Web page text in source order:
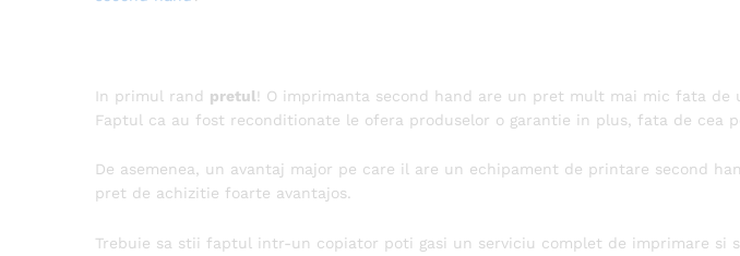
In primul rand pretul! O imprimanta second hand are un pret mult mai mic fata de
Faptul ca au fost reconditionate le ofera produselor o garantie in plus, fata de cea
De asemenea, un avantaj major pe care il are un echipament de printare second
pret de achizitie foarte avantajos.
Trebuie sa stii faptul intr-un copiator poti gasi un serviciu complet de imprimare si